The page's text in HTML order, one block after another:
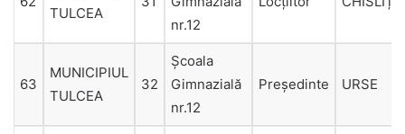
TULCEA
nr.12
63
MUNICIPIUL
TULCEA
32
Şcoala
Gimnazială
nr.12
Președinte URSE